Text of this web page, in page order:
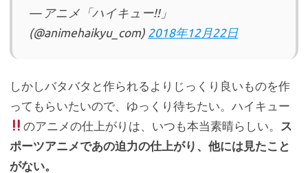
— アニメ「ハイキュー!!」
(@animehaikyu_com) 2018年12月22日
しかしバタバタと作られるよりじっくり良いものを作
ってもらいたいので、ゆっくり待ちたい。ハイキュー
のアニメの仕上がりは、いつも本当素晴らしい。
ス
ポーツアニメであの迫力の仕上がり、他には見たこと
がない。